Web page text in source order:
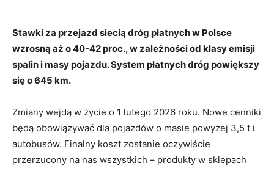
Stawki za przejazd siecią dróg płatnych w Polsce
wzrosną aż o 40-42 proc., w zależności od klasy emisji
spalin i masy pojazdu. System płatnych dróg powiększy
się o 645 km.
Zmiany wejdą w życie o 1 lutego 2026 roku. Nowe cenniki
będą obowiązywać dla pojazdów o masie powyżej 3,5 t i
autobusów. Finalny koszt zostanie oczywiście
przerzucony na nas wszystkich – produkty w sklepach